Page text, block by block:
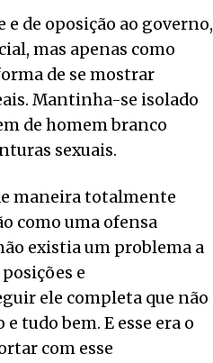
de oposição ao governo,
mas apenas como
de se mostrar
Mantinha-se isolado
de homem branco
sexuais.
maneira totalmente
como uma ofensa
existia um problema a
e
ele completa que não
tudo bem. E esse era o
com esse